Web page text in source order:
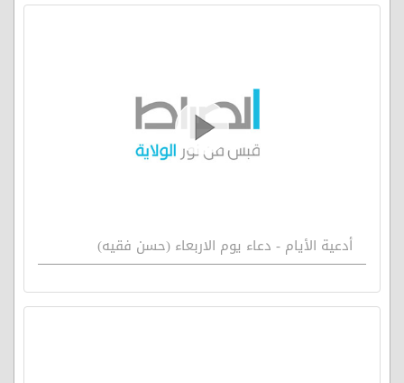
أدعية الأيام - دعاء يوم الاربعاء (حسن فقيه)